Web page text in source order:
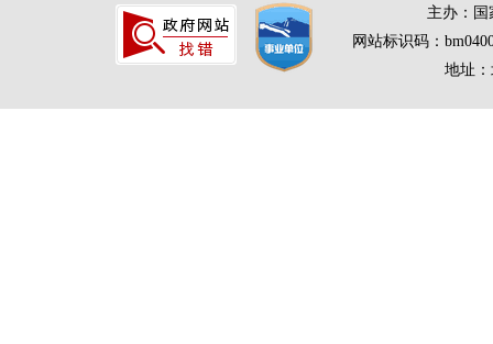
主办：
网站标识码：
地址